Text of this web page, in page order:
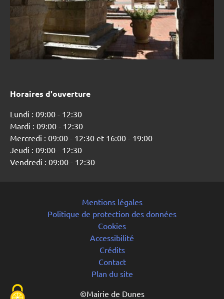
Horaires d'ouverture
Lundi : 09:00 - 12:30
Mardi : 09:00 - 12:30
Mercredi : 09:00 - 12:30 et 16:00 - 19:00
Jeudi : 09:00 - 12:30
Vendredi : 09:00 - 12:30
Mentions légales
Politique de protection des données
Cookies
Accessibilité
Crédits
Contact
Plan du site
©Mairie de Dunes